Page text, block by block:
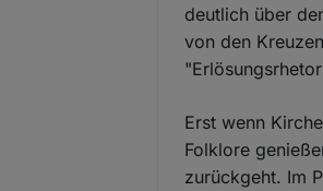
deutlich über
von den
Erst wenn
Folklore
zurückgeht. Im